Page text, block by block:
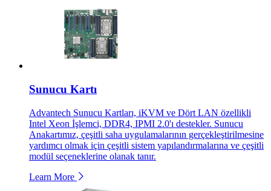
Sunucu Kartı
Advantech Sunucu Kartları, iKVM ve Dört LAN özellikli
Intel Xeon İşlemci, DDR4, IPMI 2.0'ı destekler. Sunucu
Anakartımız, çeşitli saha uygulamalarının gerçekleştirilmesine
yardımcı olmak için çeşitli sistem yapılandırmalarına ve çeşitli
modül seçeneklerine olanak tanır.
Learn More